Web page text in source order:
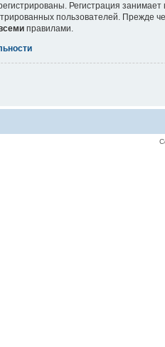
Регистрация
пользователей. Прежде
правилами.